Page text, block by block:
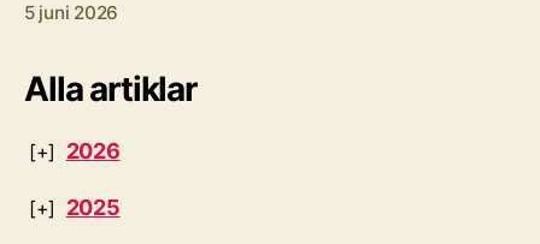
5 juni 2026
Alla artiklar
2026
2025